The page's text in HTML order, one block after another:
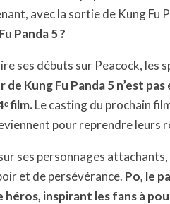
avec la sortie de Kung Fu
Panda 5 ?
ses débuts sur Peacock, les
de Kung Fu Panda 5 n’est
film.Le casting du prochain
pour reprendre leurs
ses personnages
et de persévérance. Po, le
inspirant les fans à